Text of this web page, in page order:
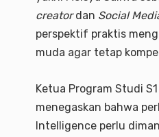
creatordan Social
perspektif praktis
muda agar tetap
Ketua Program Studi
menegaskan bahwa
Intelligence perlu